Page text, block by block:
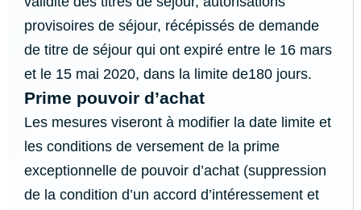
provisoires de séjour, récépissés de demande
de titre de séjour qui ont expiré entre le 16 mars
et le 15 mai 2020, dans la limite de180 jours.
Prime pouvoir d’achat
Les mesures viseront à modifier la date limite et
les conditions de versement de la prime
exceptionnelle de pouvoir d’achat (suppression
de la condition d’un accord d’intéressement et